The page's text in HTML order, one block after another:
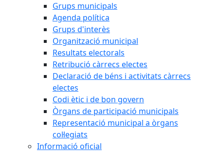
Grups municipals
Agenda política
Grups d'interès
Organització municipal
Resultats electorals
Retribució càrrecs electes
Declaració de béns i activitats càrrecs
electes
Codi ètic i de bon govern
Òrgans de participació municipals
Representació municipal a òrgans
col·legiats
Informació oficial